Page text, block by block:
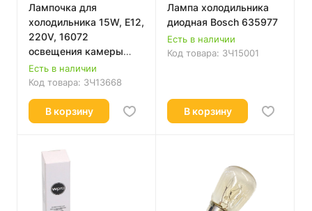
Лампочка для
холодильника 15W, E12,
220V, 16072
освещения камеры
HL015
Есть в наличии
Код товара: ЗЧ13668
В корзину
Лампа холодильника
диодная Bosch 635977
Есть в наличии
Код товара: ЗЧ15001
В корзину